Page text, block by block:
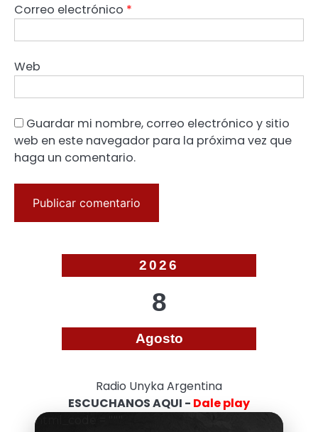
Correo electrónico *
Web
Guardar mi nombre, correo electrónico y sitio
web en este navegador para la próxima vez que
haga un comentario.
2026
8
Agosto
Radio Unyka Argentina
ESCUCHANOS AQUI - Dale play